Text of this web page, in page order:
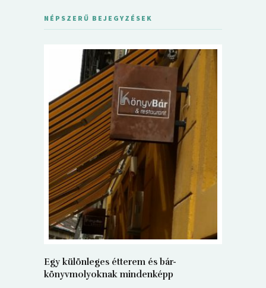
NÉPSZERŰ BEJEGYZÉSEK
Egy különleges étterem és bár-
könyvmolyoknak mindenképp